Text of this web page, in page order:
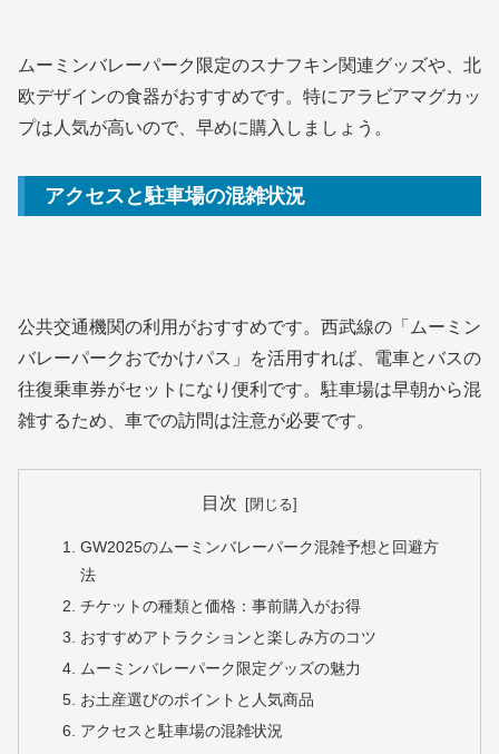
ムーミンバレーパーク限定のスナフキン関連グッズや、北
欧デザインの食器がおすすめです。特にアラビアマグカッ
プは人気が高いので、早めに購入しましょう。
アクセスと駐車場の混雑状況
公共交通機関の利用がおすすめです。西武線の「ムーミン
バレーパークおでかけパス」を活用すれば、電車とバスの
往復乗車券がセットになり便利です。駐車場は早朝から混
雑するため、車での訪問は注意が必要です。
目次
GW2025のムーミンバレーパーク混雑予想と回避方
法
チケットの種類と価格：事前購入がお得
おすすめアトラクションと楽しみ方のコツ
ムーミンバレーパーク限定グッズの魅力
お土産選びのポイントと人気商品
アクセスと駐車場の混雑状況